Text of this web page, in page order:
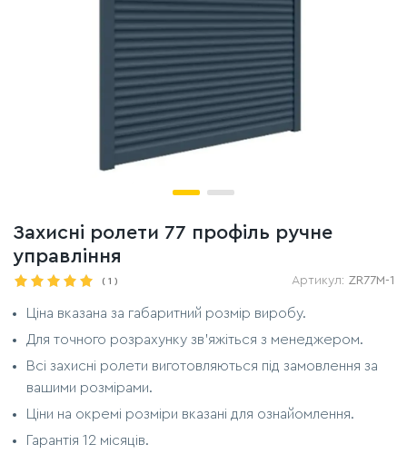
Захисні ролети 77 профіль ручне
управління
( 1 ) Артикул: ZR77M-1
Ціна вказана за габаритний розмір виробу.
Для точного розрахунку зв'яжіться з менеджером.
Всі захисні ролети виготовляються під замовлення за
вашими розмірами.
Ціни на окремі розміри вказані для ознайомлення.
Гарантія 12 місяців.